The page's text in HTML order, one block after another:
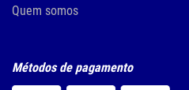
Quem somos
Métodos de pagamento